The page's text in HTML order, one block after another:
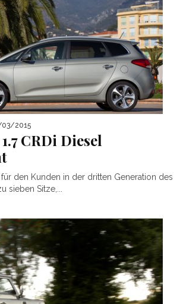
03/2015
CRDi Diesel
den Kunden in der dritten Generation des
sieben Sitze,...